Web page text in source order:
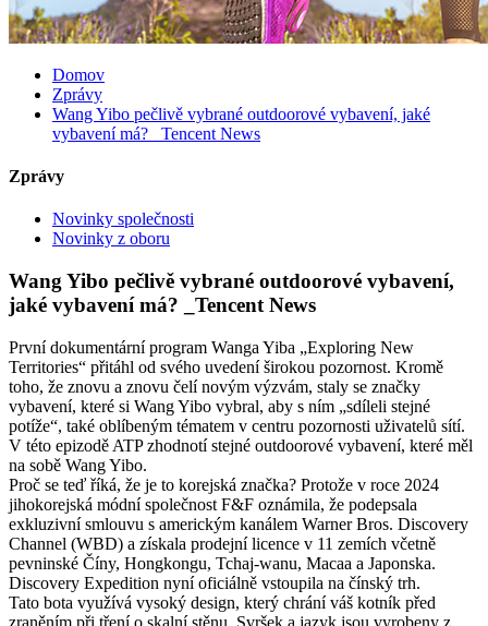
Domov
Zprávy
Wang Yibo pečlivě vybrané outdoorové vybavení, jaké
vybavení má? _Tencent News
Zprávy
Novinky společnosti
Novinky z oboru
Wang Yibo pečlivě vybrané outdoorové vybavení,
jaké vybavení má? _Tencent News
První dokumentární program Wanga Yiba „Exploring New
Territories“ přitáhl od svého uvedení širokou pozornost. Kromě
toho, že znovu a znovu čelí novým výzvám, staly se značky
vybavení, které si Wang Yibo vybral, aby s ním „sdíleli stejné
potíže“, také oblíbeným tématem v centru pozornosti uživatelů sítí.
V této epizodě ATP zhodnotí stejné outdoorové vybavení, které měl
na sobě Wang Yibo.
Proč se teď říká, že je to korejská značka? Protože v roce 2024
jihokorejská módní společnost F&F oznámila, že podepsala
exkluzivní smlouvu s americkým kanálem Warner Bros. Discovery
Channel (WBD) a získala prodejní licence v 11 zemích včetně
pevninské Číny, Hongkongu, Tchaj-wanu, Macaa a Japonska.
Discovery Expedition nyní oficiálně vstoupila na čínský trh.
Tato bota využívá vysoký design, který chrání váš kotník před
zraněním při tření o skalní stěnu. Svršek a jazyk jsou vyrobeny z